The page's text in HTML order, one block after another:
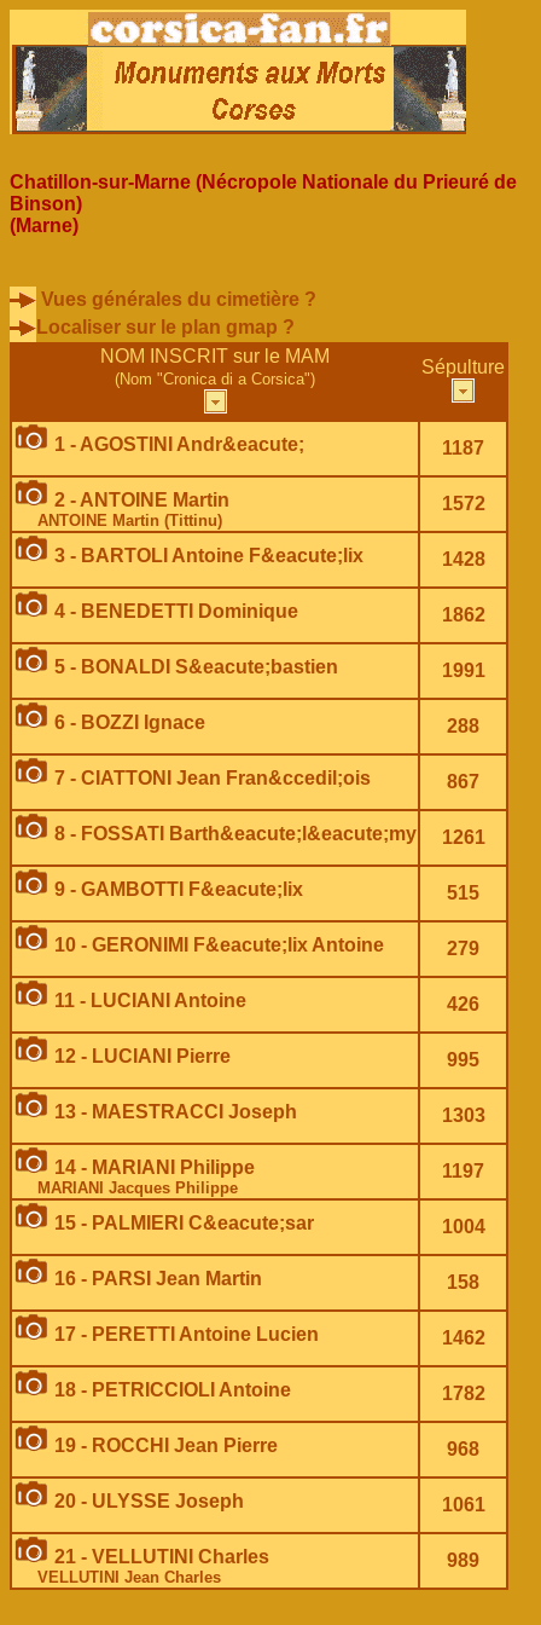
Chatillon-sur-Marne (Nécropole Nationale du Prieuré de
Binson)
(Marne)
Vues générales du cimetière ?
Localiser sur le plan gmap ?
NOM INSCRIT sur le MAM
(Nom "Cronica di a Corsica")
Sépulture
1 - AGOSTINI Andr&eacute; 1187
2 - ANTOINE Martin
ANTOINE Martin (Tittinu)
1572
3 - BARTOLI Antoine F&eacute;lix 1428
4 - BENEDETTI Dominique 1862
5 - BONALDI S&eacute;bastien 1991
6 - BOZZI Ignace 288
7 - CIATTONI Jean Fran&ccedil;ois 867
8 - FOSSATI Barth&eacute;l&eacute;my 1261
9 - GAMBOTTI F&eacute;lix 515
10 - GERONIMI F&eacute;lix Antoine 279
11 - LUCIANI Antoine 426
12 - LUCIANI Pierre 995
13 - MAESTRACCI Joseph 1303
14 - MARIANI Philippe
MARIANI Jacques Philippe
1197
15 - PALMIERI C&eacute;sar 1004
16 - PARSI Jean Martin 158
17 - PERETTI Antoine Lucien 1462
18 - PETRICCIOLI Antoine 1782
19 - ROCCHI Jean Pierre 968
20 - ULYSSE Joseph 1061
21 - VELLUTINI Charles
VELLUTINI Jean Charles
989